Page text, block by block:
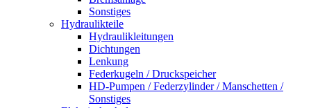
Sonstiges
Hydraulikteile
Hydraulikleitungen
Dichtungen
Lenkung
Federkugeln / Druckspeicher
HD-Pumpen / Federzylinder / Manschetten /
Sonstiges